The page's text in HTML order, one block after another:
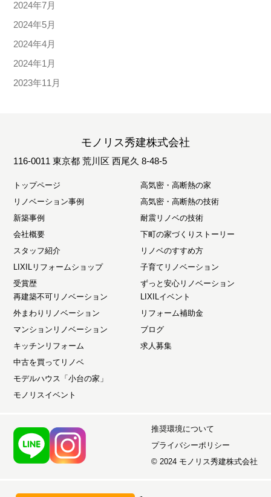
2024年7月
2024年5月
2024年4月
2024年1月
2023年11月
モノリス秀建株式会社
116-0011 東京都 荒川区 西尾久 8-48-5
トップページ
リノベーション事例
新築事例
会社概要
スタッフ紹介
LIXILリフォームショップ
受賞歴
高気密・高断熱の家
高気密・高断熱の技術
耐震リノベの技術
下町の家づくりストーリー
リノベのすすめ方
子育てリノベーション
ずっと安心リノベーション
再建築不可リノベーション
外まわりリノベーション
マンションリノベーション
キッチンリフォーム
中古を買ってリノベ
モデルハウス「小台の家」
モノリスイベント
LIXILイベント
リフォーム補助金
ブログ
求人募集
推奨環境について
プライバシーポリシー
© 2024 モノリス秀建株式会社